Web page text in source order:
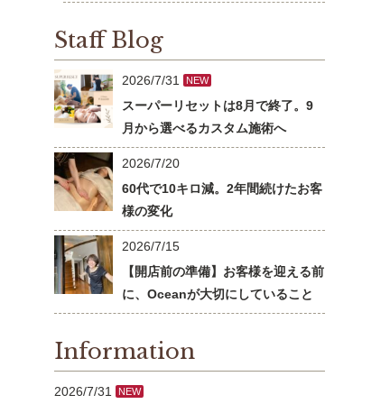
Staff Blog
2026/7/31 NEW
スーパーリセットは8月で終了。9
月から選べるカスタム施術へ
2026/7/20
60代で10キロ減。2年間続けたお客
様の変化
2026/7/15
【開店前の準備】お客様を迎える前
に、Oceanが大切にしていること
Information
2026/7/31 NEW